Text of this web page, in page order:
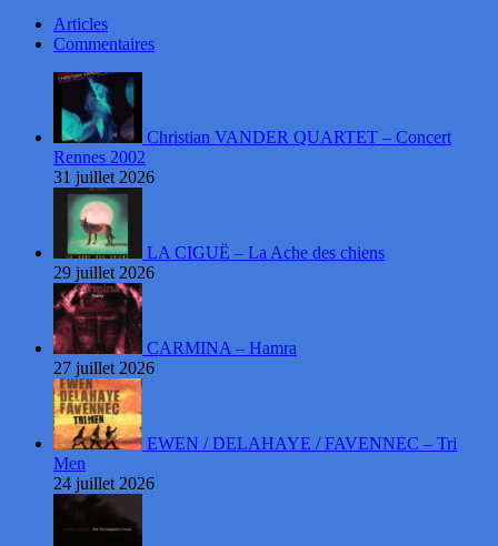
Articles
Commentaires
Christian VANDER QUARTET – Concert
Rennes 2002
31 juillet 2026
LA CIGUË – La Ache des chiens
29 juillet 2026
CARMINA – Hamra
27 juillet 2026
EWEN / DELAHAYE / FAVENNEC – Tri
Men
24 juillet 2026